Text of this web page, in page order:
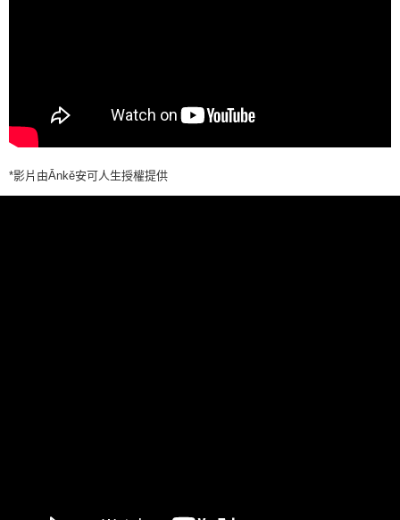
*影片由Ānkě安可人生授權提供